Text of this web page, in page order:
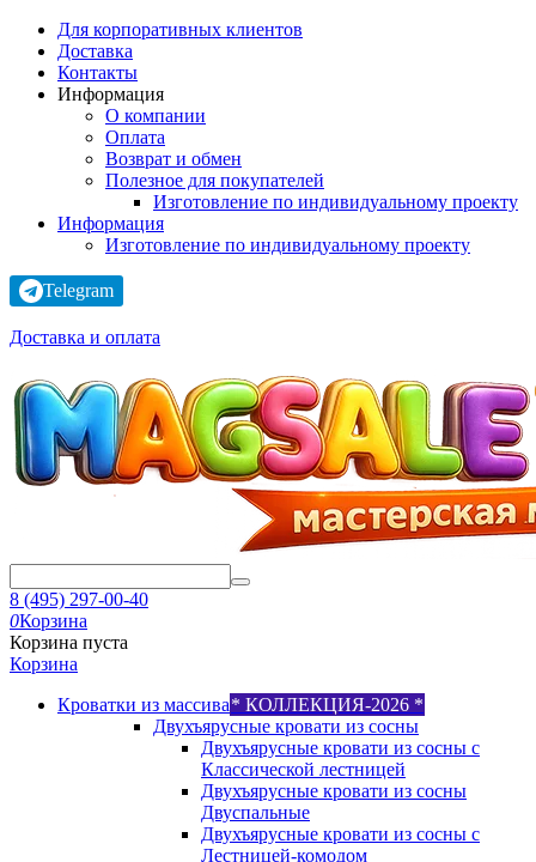
Для корпоративных клиентов
Доставка
Контакты
Информация
О компании
Оплата
Возврат и обмен
Полезное для покупателей
Изготовление по индивидуальному проекту
Информация
Изготовление по индивидуальному проекту
Telegram
Доставка и оплата
8 (495) 297-00-40
0Корзина
Корзина пуста
Корзина
Кроватки из массива* КОЛЛЕКЦИЯ-2026 *
Двухъярусные кровати из сосны
Двухъярусные кровати из сосны с
Классической лестницей
Двухъярусные кровати из сосны
Двуспальные
Двухъярусные кровати из сосны с
Лестницей-комодом